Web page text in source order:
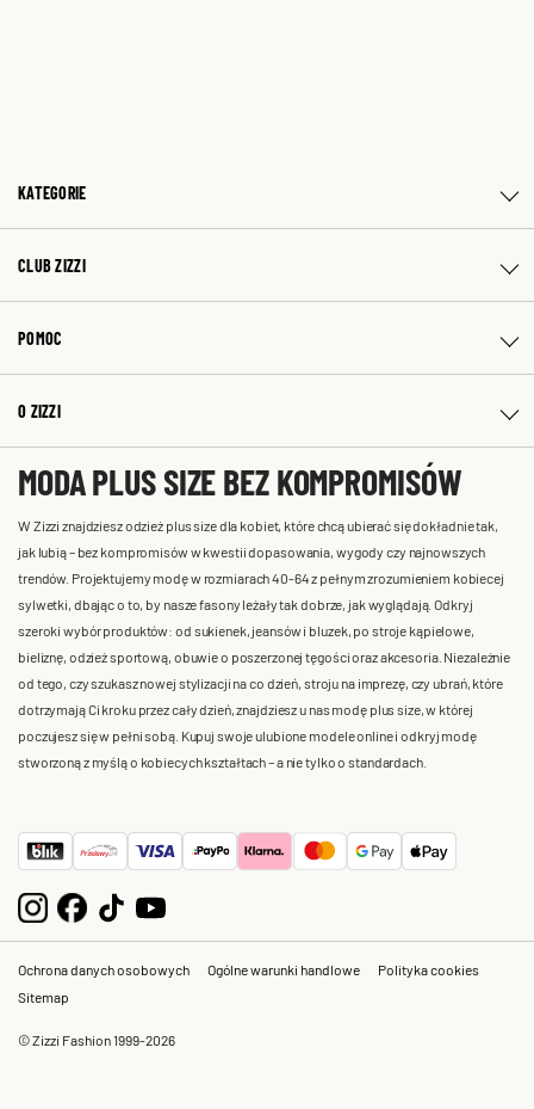
KATEGORIE
CLUB ZIZZI
POMOC
O ZIZZI
MODA PLUS SIZE BEZ KOMPROMISÓW
W Zizzi znajdziesz odzież plus size dla kobiet, które chcą ubierać się dokładnie tak,
jak lubią – bez kompromisów w kwestii dopasowania, wygody czy najnowszych
trendów. Projektujemy modę w rozmiarach 40-64 z pełnym zrozumieniem kobiecej
sylwetki, dbając o to, by nasze fasony leżały tak dobrze, jak wyglądają. Odkryj
szeroki wybór produktów: od sukienek, jeansów i bluzek, po stroje kąpielowe,
bieliznę, odzież sportową, obuwie o poszerzonej tęgości oraz akcesoria. Niezależnie
od tego, czy szukasz nowej stylizacji na co dzień, stroju na imprezę, czy ubrań, które
dotrzymają Ci kroku przez cały dzień, znajdziesz u nas modę plus size, w której
poczujesz się w pełni sobą. Kupuj swoje ulubione modele online i odkryj modę
stworzoną z myślą o kobiecych kształtach – a nie tylko o standardach.
Ochrona danych osobowych Ogólne warunki handlowe
Polityka cookies
Sitemap
© Zizzi Fashion 1999-2026